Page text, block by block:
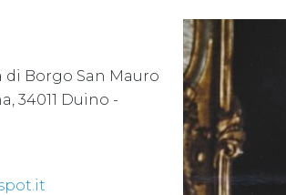
di Borgo San Mauro
34011 Duino -